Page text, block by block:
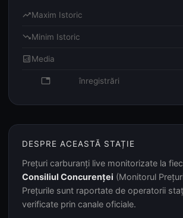
trending_upMaxim Istoric
trending_downMinim Istoric
analyticsMedia
database înregistrări
DESPRE ACEASTĂ STAȚIE
Prețuri carburanți live monitorizate la
Consiliul Concurenței (Monitorul
Prețurile sunt raportate de operatorii
verificate prin canale oficiale.